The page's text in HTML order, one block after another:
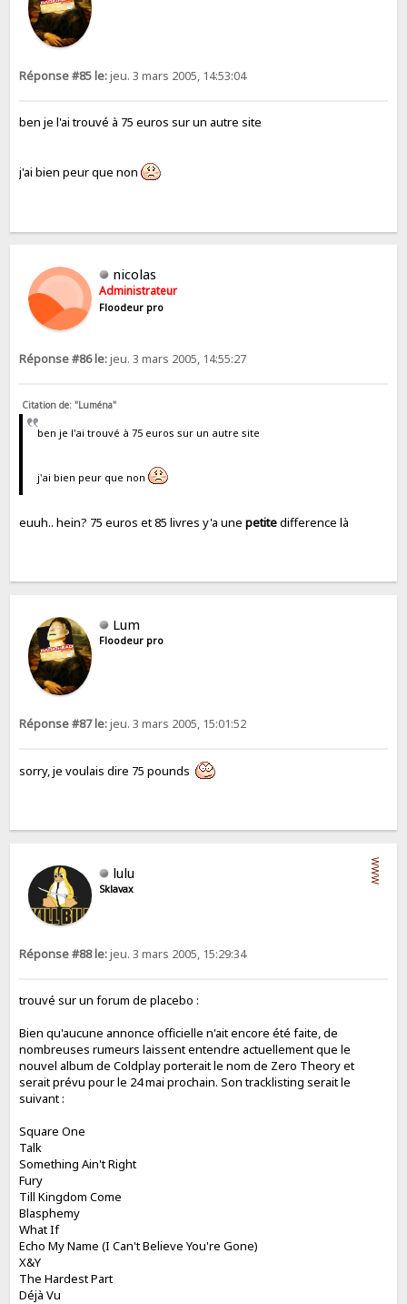
Réponse #85 le:jeu. 3 mars 2005, 14:53:04
ben je l'ai trouvé à 75 euros sur un autre site
j'ai bien peur que non
nicolas
Administrateur
Floodeur pro
Réponse #86 le:jeu. 3 mars 2005, 14:55:27
Citation de: "Luména"
ben je l'ai trouvé à 75 euros sur un autre site
j'ai bien peur que non
euuh.. hein? 75 euros et 85 livres y'a unepetitedifference là
Lum
Floodeur pro
Réponse #87 le:jeu. 3 mars 2005, 15:01:52
sorry, je voulais dire 75 pounds
lulu
Sklavax
WWW
Réponse #88 le:jeu. 3 mars 2005, 15:29:34
trouvé sur un forum de placebo :
Bien qu'aucune annonce officielle n'ait encore été faite, de
nombreuses rumeurs laissent entendre actuellement que le
nouvel album de Coldplay porterait le nom de Zero Theory et
serait prévu pour le 24 mai prochain. Son tracklisting serait le
suivant :
Square One
Talk
Something Ain't Right
Fury
Till Kingdom Come
Blasphemy
What If
Echo My Name (I Can't Believe You're Gone)
X&Y
The Hardest Part
Déjà Vu